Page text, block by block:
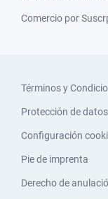
Comercio por
Términos y
Protección de datos
Configuración
Pie de imprenta
Derecho de